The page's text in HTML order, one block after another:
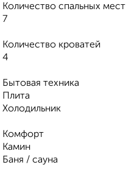
Количество спальных мест
7
Количество кроватей
4
Бытовая техника
Плита
Холодильник
Комфорт
Камин
Баня / сауна